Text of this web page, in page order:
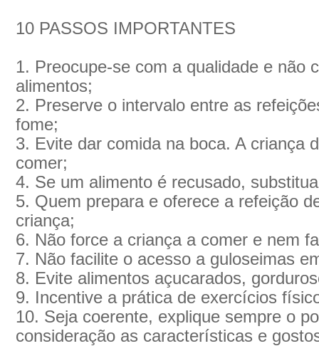
10 PASSOS IMPORTANTES
1. Preocupe-se com a qualidade e não
alimentos;
2. Preserve o intervalo entre as
fome;
3. Evite dar comida na boca. A criança
comer;
4. Se um alimento é recusado,
5. Quem prepara e oferece a refeição
criança;
6. Não force a criança a comer e nem
7. Não facilite o acesso a guloseimas
8. Evite alimentos açucarados,
9. Incentive a prática de exercícios
10. Seja coerente, explique sempre o
consideração as características e